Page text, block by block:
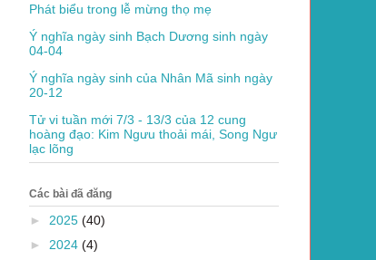
Phát biểu trong lễ mừng thọ mẹ
Ý nghĩa ngày sinh Bạch Dương sinh ngày
04-04
Ý nghĩa ngày sinh của Nhân Mã sinh ngày
20-12
Tử vi tuần mới 7/3 - 13/3 của 12 cung
hoàng đạo: Kim Ngưu thoải mái, Song Ngư
lạc lõng
Các bài đã đăng
► 2025 (40)
► 2024 (4)